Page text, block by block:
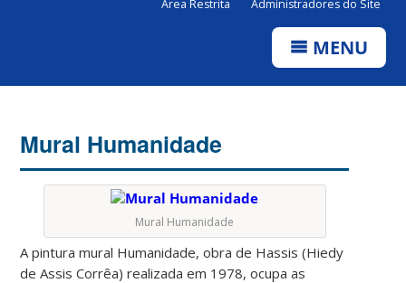
Área Restrita Administradores do Site
MENU
Mural Humanidade
Mural Humanidade
A pintura mural Humanidade, obra de Hassis (Hiedy
de Assis Corrêa) realizada em 1978, ocupa as